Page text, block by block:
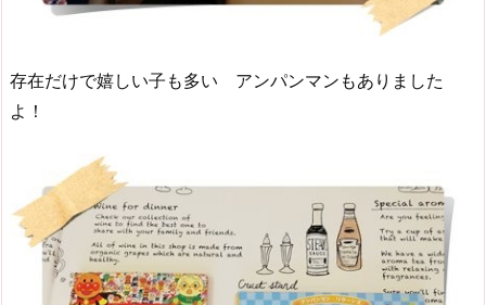
存在だけで嬉しい子も多い アンパンマンもありました
よ！